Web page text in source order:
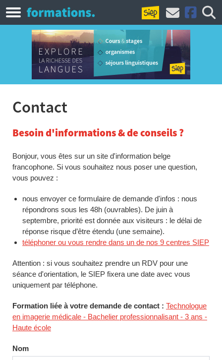
Contact
Besoin d'informations & de conseils ?
Bonjour, vous êtes sur un site d'information belge
francophone. Si vous souhaitez nous poser une question,
vous pouvez :
nous envoyer ce formulaire de demande d'infos : nous
répondrons sous les 48h (ouvrables). De juin à
septembre, priorité est donnée aux visiteurs : le délai de
réponse risque d’être étendu (une semaine).
téléphoner ou vous rendre dans un de nos 9 centres SIEP
Attention : si vous souhaitez prendre un RDV pour une
séance d'orientation, le SIEP fixera une date avec vous
uniquement par téléphone.
Formation liée à votre demande de contact : Technologue
en imagerie médicale - Bachelier professionnalisant - 3 ans -
Haute école
Nom